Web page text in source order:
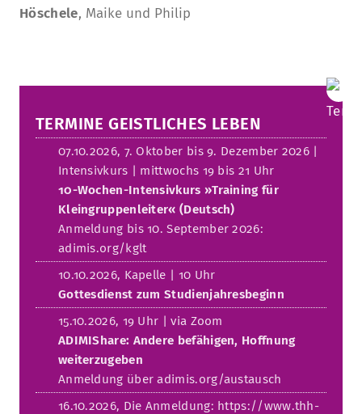
Höschele, Maike und Philip
TERMINE GEISTLICHES LEBEN
07.10.2026, 7. Oktober bis 9. Dezember 2026 |
Intensivkurs | mittwochs 19 bis 21 Uhr
10-Wochen-Intensivkurs »Training für
Kleingruppenleiter« (Deutsch)
Anmeldung bis 10. September 2026:
adimis.org/kglt
10.10.2026, Kapelle | 10 Uhr
Gottesdienst zum Studienjahresbeginn
15.10.2026, 19 Uhr | via Zoom
ADIMIShare: Andere befähigen, Hoffnung
weiterzugeben
Anmeldung über adimis.org/austausch
16.10.2026, Die Anmeldung: https://www.thh-